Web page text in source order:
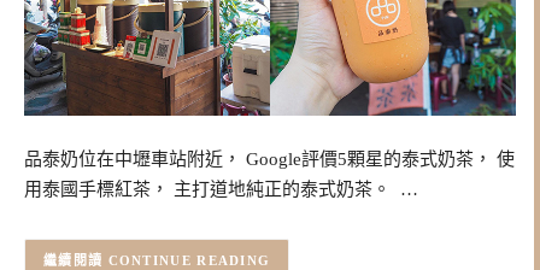
品泰奶位在中壢車站附近， Google評價5顆星的泰式奶茶， 使
用泰國手標紅茶， 主打道地純正的泰式奶茶。 …
CONTINUE READING